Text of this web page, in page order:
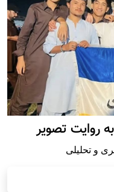
روایت تصویر
و تحلیلی